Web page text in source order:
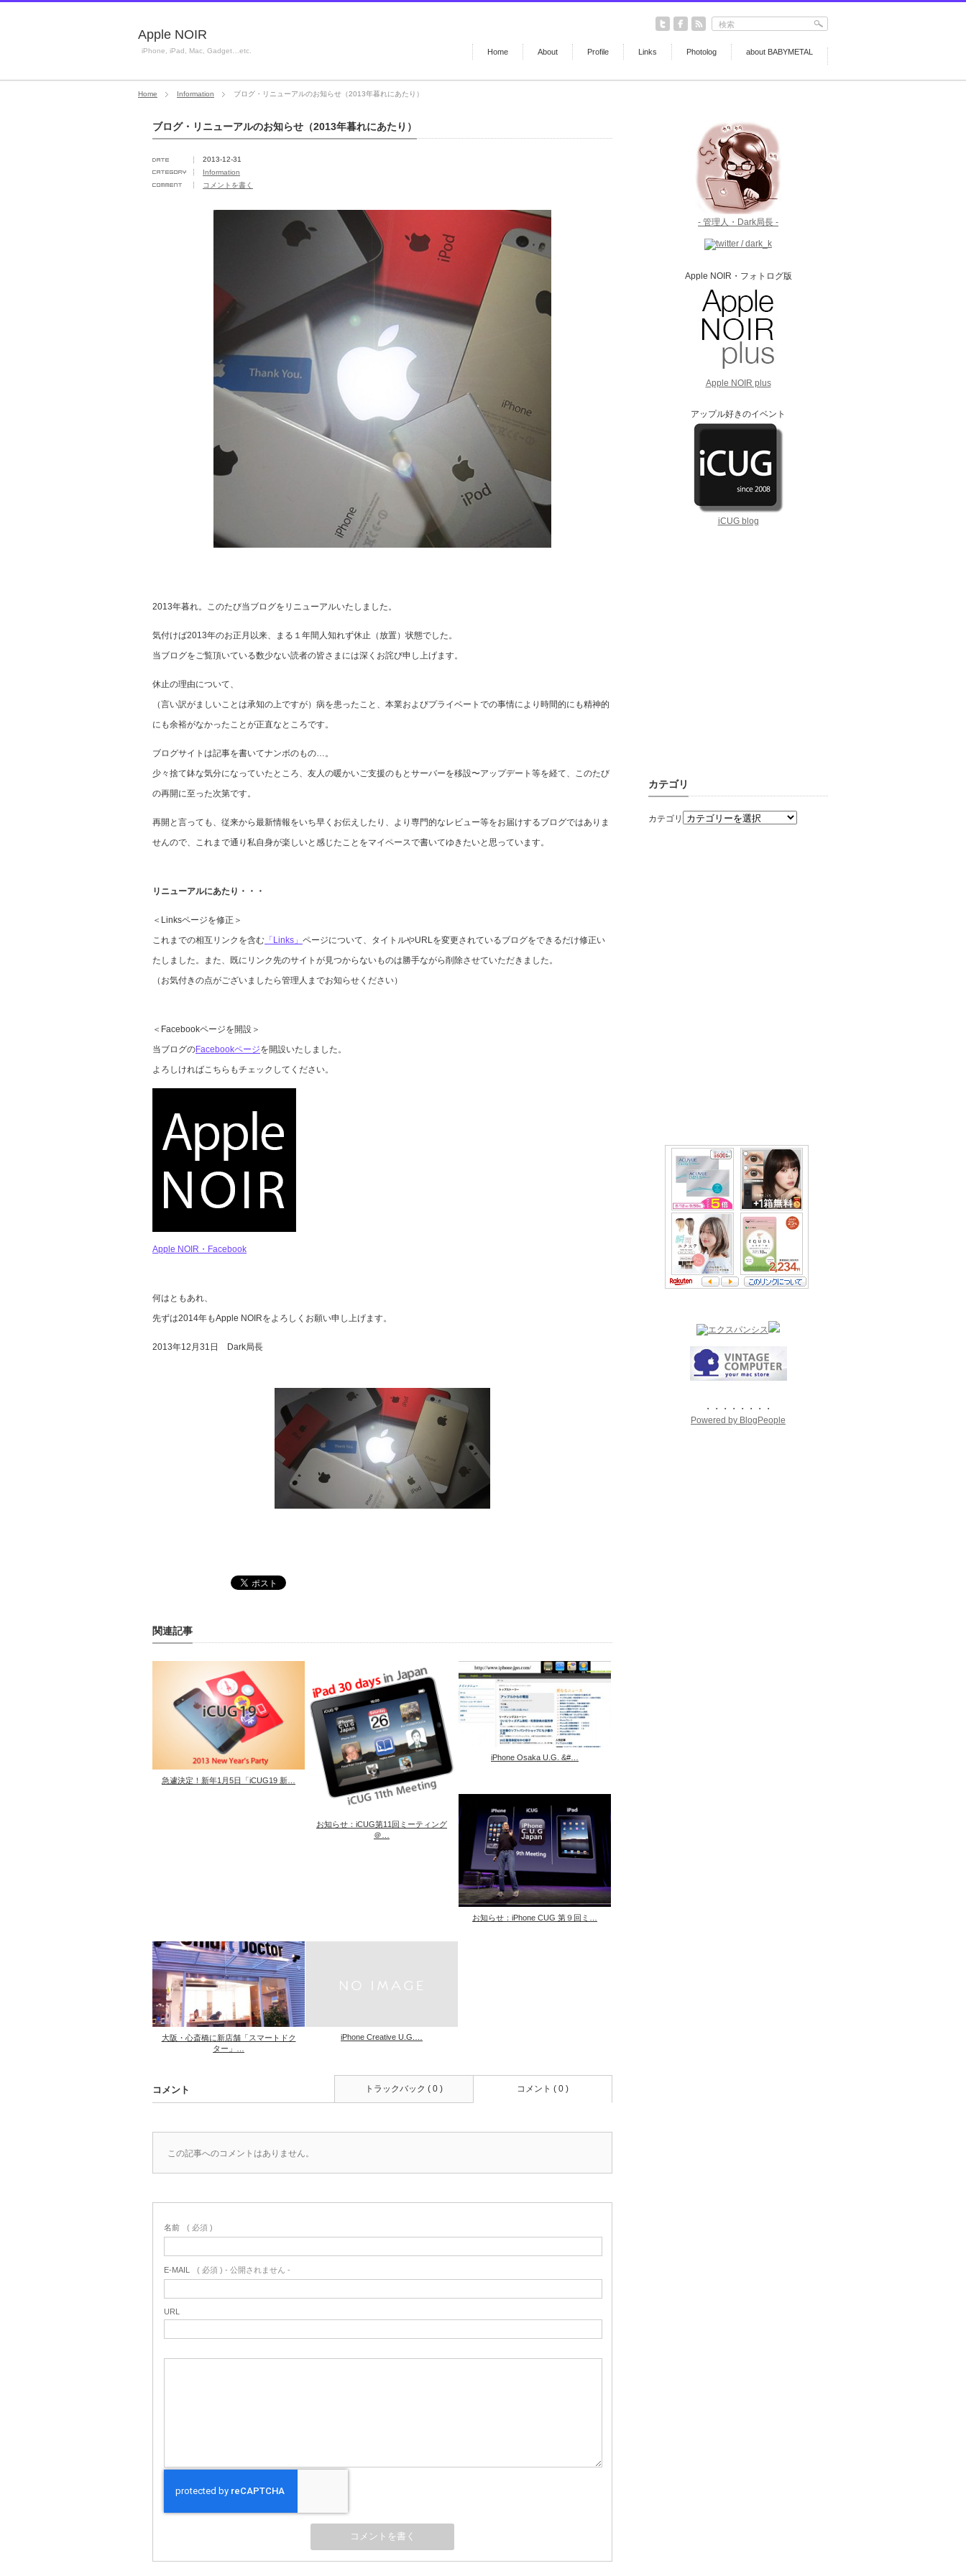
Apple NOIR
iPhone, iPad, Mac, Gadget…etc. Home About Profile Links Photolog about BABYMETAL
Home Information ブログ・リニューアルのお知らせ（2013年暮れにあたり）
ブログ・リニューアルのお知らせ（2013年暮れにあたり）
2013-12-31
Information
コメントを書く
2013年暮れ。このたび当ブログをリニューアルいたしました。
気付けば2013年のお正月以来、まる１年間人知れず休止（放置）状態でした。
当ブログをご覧頂いている数少ない読者の皆さまには深くお詫び申し上げます。
休止の理由について、
（言い訳がましいことは承知の上ですが）病を患ったこと、本業およびプライベートでの事情により時間的にも精神的
にも余裕がなかったことが正直なところです。
ブログサイトは記事を書いてナンボのもの…。
少々捨て鉢な気分になっていたところ、友人の暖かいご支援のもとサーバーを移設〜アップデート等を経て、このたび
の再開に至った次第です。
再開と言っても、従来から最新情報をいち早くお伝えしたり、より専門的なレビュー等をお届けするブログではありま
せんので、これまで通り私自身が楽しいと感じたことをマイペースで書いてゆきたいと思っています。
リニューアルにあたり・・・
＜Linksページを修正＞
これまでの相互リンクを含む 「Links」 ページについて、タイトルやURLを変更されているブログをできるだけ修正い
たしました。また、既にリンク先のサイトが見つからないものは勝手ながら削除させていただきました。
（お気付きの点がございましたら管理人までお知らせください）
＜Facebookページを開設＞
当ブログのFacebookページを開設いたしました。
よろしければこちらもチェックしてください。
Apple NOIR・Facebook
何はともあれ、
先ずは2014年もApple NOIRをよろしくお願い申し上げます。
2013年12月31日 Dark局長
関連記事
急遽決定！新年1月5日「iCUG19 新…
お知らせ：iCUG第11回ミーティング
＠…
iPhone Osaka U.G. &#…
お知らせ：iPhone CUG 第９回ミ…
大阪・心斎橋に新店舗「スマートドク
ター」…
iPhone Creative U.G.…
コメント コメント ( 0 )
トラックバック ( 0 )
この記事へのコメントはありません。
名前 ( 必須 )
E-MAIL ( 必須 ) - 公開されません -
URL
- 管理人・Dark局長 -
Apple NOIR・フォトログ版
Apple NOIR plus
アップル好きのイベント
iCUG blog
カテゴリ
カテゴリ
・・・・・・・・
Powered by BlogPeople